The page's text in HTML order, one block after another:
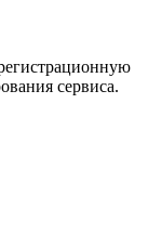
сервиса.